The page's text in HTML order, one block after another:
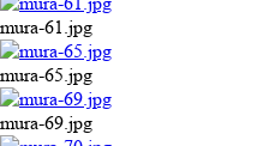
mura-61.jpg
mura-65.jpg
mura-69.jpg